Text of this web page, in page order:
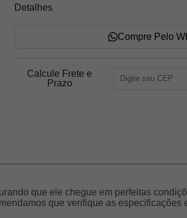
Compre Pelo
Calcule Frete e
Prazo
que ele chegue em perfeitas
que verifique as especificações